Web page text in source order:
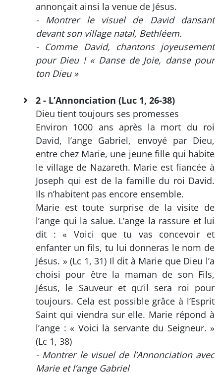
annonçait ainsi la venue de Jésus.
- Montrer le visuel de David dansant
devant son village natal, Bethléem.
- Comme David, chantons joyeusement
pour Dieu ! « Danse de Joie, danse pour
ton Dieu »
2 - L’Annonciation (Luc 1, 26-38)
Dieu tient toujours ses promesses
Environ 1000 ans après la mort du roi
David, l’ange Gabriel, envoyé par Dieu,
entre chez Marie, une jeune fille qui habite
le village de Nazareth. Marie est fiancée à
Joseph qui est de la famille du roi David.
Ils n’habitent pas encore ensemble.
Marie est toute surprise de la visite de
l’ange qui la salue. L’ange la rassure et lui
dit : « Voici que tu vas concevoir et
enfanter un fils, tu lui donneras le nom de
Jésus. » (Lc 1, 31) Il dit à Marie que Dieu l’a
choisi pour être la maman de son Fils,
Jésus, le Sauveur et qu’il sera roi pour
toujours. Cela est possible grâce à l’Esprit
Saint qui viendra sur elle. Marie répond à
l’ange : « Voici la servante du Seigneur. »
(Lc 1, 38)
- Montrer le visuel de l’Annonciation avec
Marie et l’ange Gabriel